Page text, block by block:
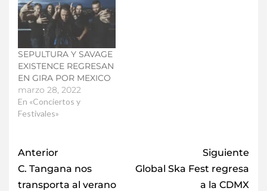
SEPULTURA Y SAVAGE
EXISTENCE REGRESAN
EN GIRA POR MEXICO
marzo 28, 2022
En «Conciertos y
Festivales»
Anterior
C. Tangana nos
transporta al verano
Siguiente
Global Ska Fest regresa
a la CDMX